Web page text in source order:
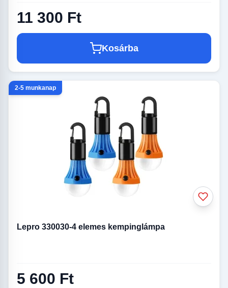
11 300 Ft
Kosárba
2-5 munkanap
Lepro 330030-4 elemes kempinglámpa
5 600 Ft